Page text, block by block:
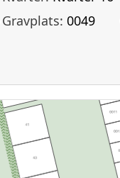
Gravplats: 0049